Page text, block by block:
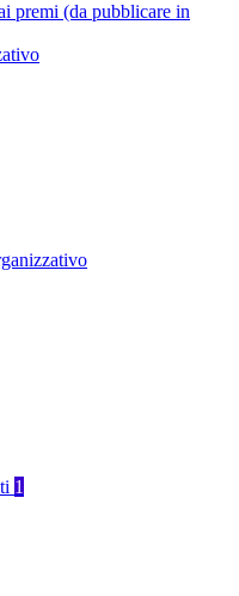
premi (da pubblicare in
1